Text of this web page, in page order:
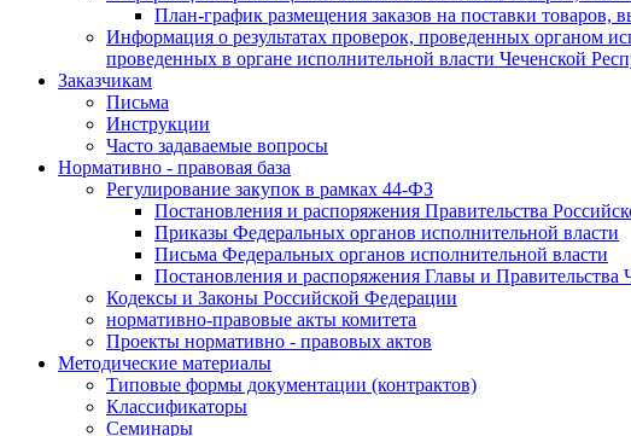
План-график размещения заказов на поставки товаров,
Информация о результатах проверок, проведенных органом
проведенных в органе исполнительной власти Чеченской
Заказчикам
Письма
Инструкции
Часто задаваемые вопросы
Нормативно - правовая база
Регулирование закупок в рамках 44-ФЗ
Постановления и распоряжения Правительства
Приказы Федеральных органов исполнительной власти
Письма Федеральных органов исполнительной власти
Постановления и распоряжения Главы и Правительства
Кодексы и Законы Российской Федерации
нормативно-правовые акты комитета
Проекты нормативно - правовых актов
Методические материалы
Типовые формы документации (контрактов)
Классификаторы
Семинары